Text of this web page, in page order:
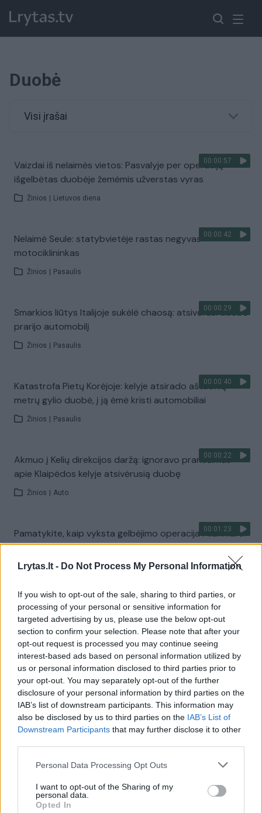
Lrytas.lt - Do Not Process My Personal Information
If you wish to opt-out of the sale, sharing to third parties, or
processing of your personal or sensitive information for
targeted advertising by us, please use the below opt-out
section to confirm your selection. Please note that after your
opt-out request is processed you may continue seeing
interest-based ads based on personal information utilized by
us or personal information disclosed to third parties prior to
your opt-out. You may separately opt-out of the further
disclosure of your personal information by third parties on the
IAB’s list of downstream participants. This information may
also be disclosed by us to third parties on the IAB’s List of
Downstream Participants that may further disclose it to other
Personal Data Processing Opt Outs
I want to opt-out of the Sharing of my
personal data.
Opted In
Duobė
Visi įrašai
00:00:57
Vaizdai iš nelaimės vietos: Pasvalyje per operaciją
išgelbėtas duobėje žemėmis užverstas vyras
Žinios Lietuvos diena
00:00:42
Nelaimė Seule: statybvietėje rastas negyvas
motociklininkas
Žinios Pasaulis
00:00:29
Smarkios liūtys Italijoje sukėlė chaosą: atsivėrusi duobė
prarijo automobilį
Žinios Pasaulis
00:00:40
Katastrofa Pietų Korėjoje: kelyje atsirado aštuonių
metrų gylio duobė, į ją ėmė kristi automobiliai
Žinios Pasaulis
00:00:22
Akmuo į Kelių direkcijos daržą: ignoravo pranešimus
apie Klaipėdos kelyje atsivėrusią duobę
Žinios Auto
00:01:23
Pamatykite, kaip vyksta gelbėjimo operacija Mianmare:
4 drambliai įstrigo dumblo duobėje
Žinios | Pasaulis
00:00:45
Neapolyje prasivėrė milžiniška 500 kvadratinių metrų
duobė – prasmego mažiausiai trys automobiliai
Žinios Pasaulis
00:00:34
Kaune po avarijos automobilis atsidūrė šiluminėje
trasoje
Žinios | Lietuvos diena
duobes keliuose
Žinios | Pasaulis